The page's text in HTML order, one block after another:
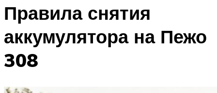
Правила снятия
аккумулятора на Пежо
308